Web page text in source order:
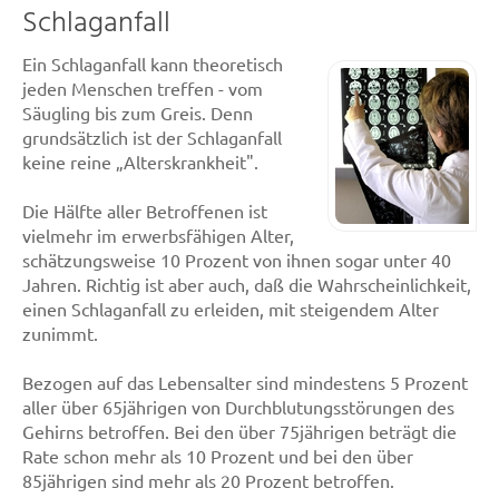
Schlaganfall
Ein Schlaganfall kann theoretisch
jeden Menschen treffen - vom
Säugling bis zum Greis. Denn
grundsätzlich ist der Schlaganfall
keine reine „Alterskrankheit".
Die Hälfte aller Betroffenen ist
vielmehr im erwerbsfähigen Alter,
schätzungsweise 10 Prozent von ihnen sogar unter 40
Jahren. Richtig ist aber auch, daß die Wahrscheinlichkeit,
einen Schlaganfall zu erleiden, mit steigendem Alter
zunimmt.
Bezogen auf das Lebensalter sind mindestens 5 Prozent
aller über 65jährigen von Durchblutungsstörungen des
Gehirns betroffen. Bei den über 75jährigen beträgt die
Rate schon mehr als 10 Prozent und bei den über
85jährigen sind mehr als 20 Prozent betroffen.